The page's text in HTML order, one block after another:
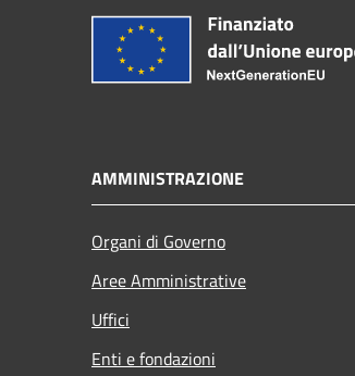
AMMINISTRAZIONE
Organi di Governo
Aree Amministrative
Uffici
Enti e fondazioni